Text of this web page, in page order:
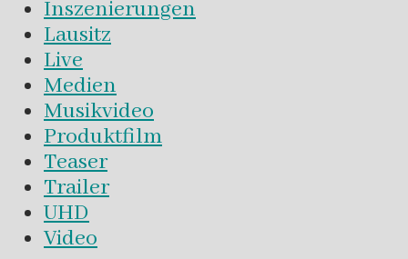
Inszenierungen
Lausitz
Live
Medien
Musikvideo
Produktfilm
Teaser
Trailer
UHD
Video